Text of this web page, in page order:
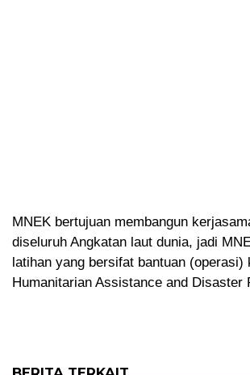
MNEK bertujuan membangun
diseluruh Angkatan laut dunia, jadi
latihan yang bersifat bantuan (operasi)
Humanitarian Assistance and Disaster